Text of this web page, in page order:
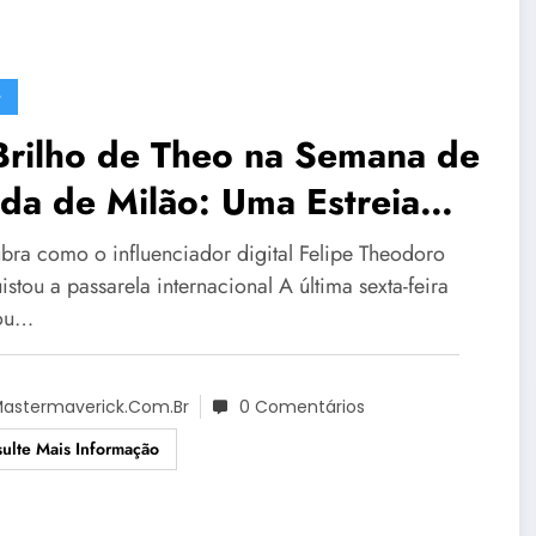
de Theo na Semana de
de Milão: Uma Estreia
como o influenciador digital Felipe Theodoro
a passarela internacional A última sexta-feira
0 Comentários
Mais Informação